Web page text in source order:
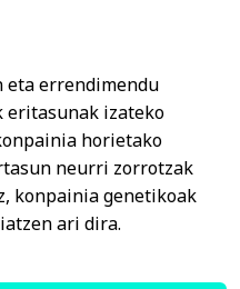
eta errendimendu
eritasunak izateko
horietako
neurri zorrotzak
konpainia genetikoak
ari dira.